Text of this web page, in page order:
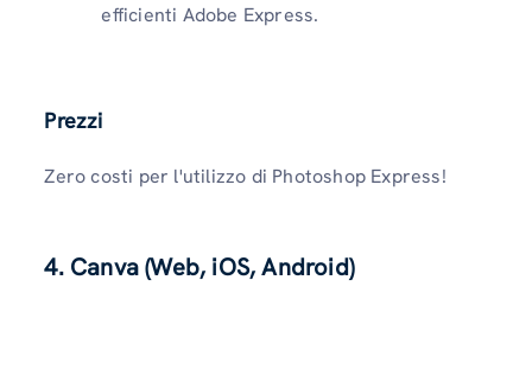
efficienti Adobe Express.
Prezzi
Zero costi per l'utilizzo di Photoshop Express!
4. Canva (Web, iOS, Android)